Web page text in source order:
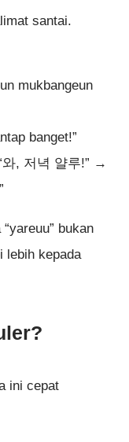
santai.
mukbangeun
banget!”
와, 저녁 얄루!” →
bukan
lebih kepada
ini cepat